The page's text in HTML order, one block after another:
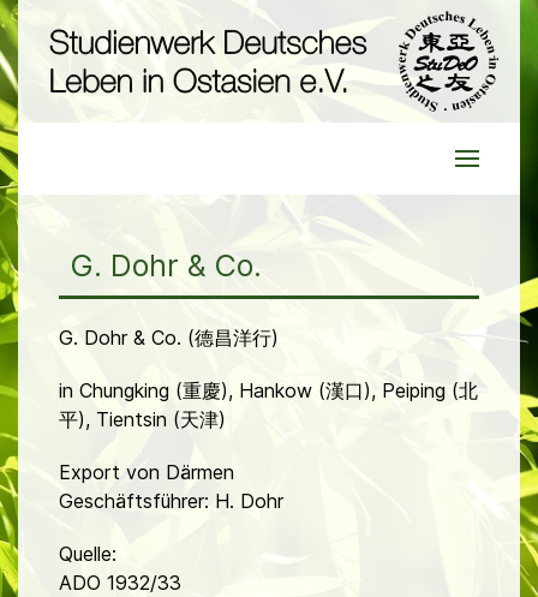
G. Dohr & Co.
G. Dohr & Co. (德昌洋行)
in Chungking (重慶), Hankow (漢口), Peiping (北
平), Tientsin (天津)
Export von Därmen
Geschäftsführer: H. Dohr
Quelle:
ADO 1932/33